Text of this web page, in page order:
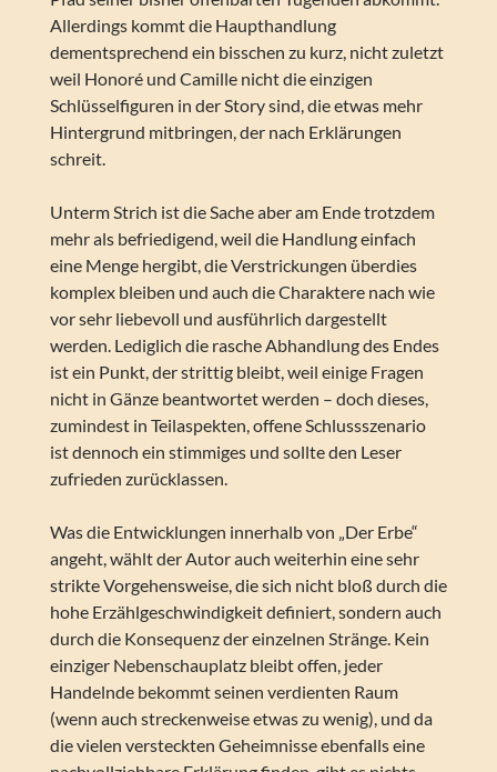
Allerdings kommt die Haupthandlung
dementsprechend ein bisschen zu kurz, nicht zuletzt
weil Honoré und Camille nicht die einzigen
Schlüsselfiguren in der Story sind, die etwas mehr
Hintergrund mitbringen, der nach Erklärungen
schreit.
Unterm Strich ist die Sache aber am Ende trotzdem
mehr als befriedigend, weil die Handlung einfach
eine Menge hergibt, die Verstrickungen überdies
komplex bleiben und auch die Charaktere nach wie
vor sehr liebevoll und ausführlich dargestellt
werden. Lediglich die rasche Abhandlung des Endes
ist ein Punkt, der strittig bleibt, weil einige Fragen
nicht in Gänze beantwortet werden – doch dieses,
zumindest in Teilaspekten, offene Schlussszenario
ist dennoch ein stimmiges und sollte den Leser
zufrieden zurücklassen.
Was die Entwicklungen innerhalb von „Der Erbe“
angeht, wählt der Autor auch weiterhin eine sehr
strikte Vorgehensweise, die sich nicht bloß durch die
hohe Erzählgeschwindigkeit definiert, sondern auch
durch die Konsequenz der einzelnen Stränge. Kein
einziger Nebenschauplatz bleibt offen, jeder
Handelnde bekommt seinen verdienten Raum
(wenn auch streckenweise etwas zu wenig), und da
die vielen versteckten Geheimnisse ebenfalls eine